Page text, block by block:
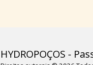
HYDROPOÇOS -